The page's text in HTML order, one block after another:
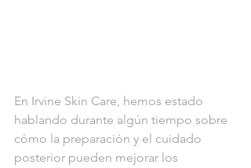
En Irvine Skin Care, hemos estado
hablando durante algún tiempo sobre
cómo la preparación y el cuidado
posterior pueden mejorar los